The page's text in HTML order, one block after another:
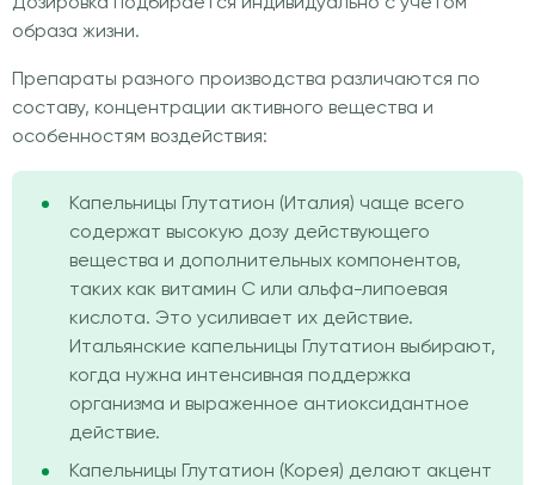
образа жизни.
Препараты разного производства различаются по
составу, концентрации активного вещества и
особенностям воздействия:
Капельницы Глутатион (Италия) чаще всего
содержат высокую дозу действующего
вещества и дополнительных компонентов,
таких как витамин C или альфа-липоевая
кислота. Это усиливает их действие.
Итальянские капельницы Глутатион выбирают,
когда нужна интенсивная поддержка
организма и выраженное антиоксидантное
действие.
Капельницы Глутатион (Корея) делают акцент